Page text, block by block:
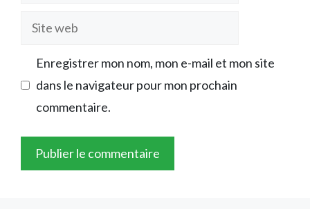
Site
Enregistrer mon nom, mon e-mail et mon site
dans le navigateur pour mon prochain
commentaire.